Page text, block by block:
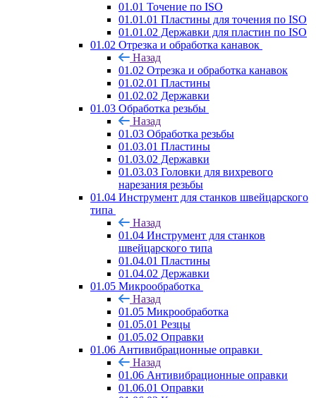
01.01 Точение по ISO
01.01.01 Пластины для точения по ISO
01.01.02 Державки для пластин по ISO
01.02 Отрезка и обработка канавок
Назад
01.02 Отрезка и обработка канавок
01.02.01 Пластины
01.02.02 Державки
01.03 Обработка резьбы
Назад
01.03 Обработка резьбы
01.03.01 Пластины
01.03.02 Державки
01.03.03 Головки для вихревого
нарезания резьбы
01.04 Инструмент для станков швейцарского
типа
Назад
01.04 Инструмент для станков
швейцарского типа
01.04.01 Пластины
01.04.02 Державки
01.05 Микрообработка
Назад
01.05 Микрообработка
01.05.01 Резцы
01.05.02 Оправки
01.06 Антивибрационные оправки
Назад
01.06 Антивибрационные оправки
01.06.01 Оправки